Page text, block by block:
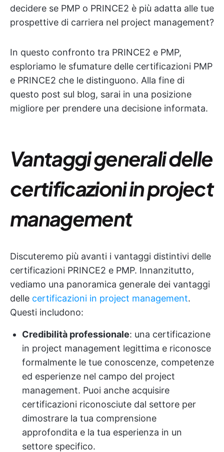
decidere se PMP o PRINCE2 è più adatta alle tue
prospettive di carriera nel project management?
In questo confronto tra PRINCE2 e PMP,
esploriamo le sfumature delle certificazioni PMP
e PRINCE2 che le distinguono. Alla fine di
questo post sul blog, sarai in una posizione
migliore per prendere una decisione informata.
Vantaggi generali delle
certificazioni in project
management
Discuteremo più avanti i vantaggi distintivi delle
certificazioni PRINCE2 e PMP. Innanzitutto,
vediamo una panoramica generale dei vantaggi
delle certificazioni in project management.
Questi includono:
Credibilità professionale: una certificazione
in project management legittima e riconosce
formalmente le tue conoscenze, competenze
ed esperienze nel campo del project
management. Puoi anche acquisire
certificazioni riconosciute dal settore per
dimostrare la tua comprensione
approfondita e la tua esperienza in un
settore specifico.